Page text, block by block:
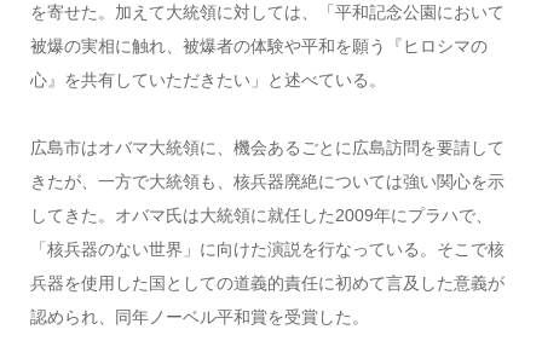
を寄せた。加えて大統領に対しては、「平和記念公園において
被爆の実相に触れ、被爆者の体験や平和を願う『ヒロシマの
心』を共有していただきたい」と述べている。
広島市はオバマ大統領に、機会あるごとに広島訪問を要請して
きたが、一方で大統領も、核兵器廃絶については強い関心を示
してきた。オバマ氏は大統領に就任した2009年にプラハで、
「核兵器のない世界」に向けた演説を行なっている。そこで核
兵器を使用した国としての道義的責任に初めて言及した意義が
認められ、同年ノーベル平和賞を受賞した。